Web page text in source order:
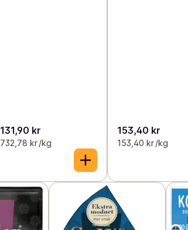
131,90 kr
732,78 kr /kg
153,40 kr
153,40 kr /kg